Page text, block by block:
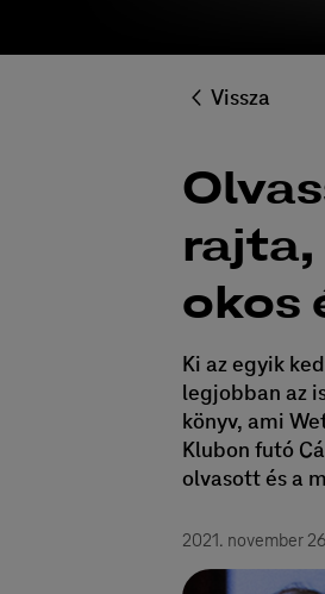
Vissza
rajta,
okos
Ki az egyik
legjobban az
könyv, ami
Klubon futó
olvasott és a
2021. november